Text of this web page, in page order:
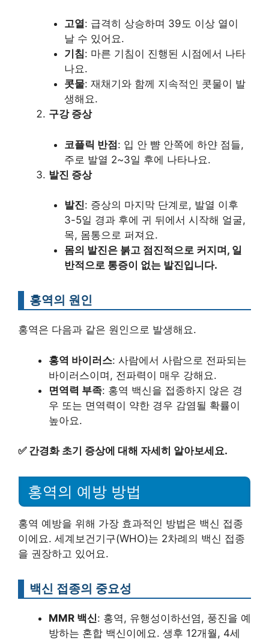
고열: 급격히 상승하며 39도 이상 열이
날 수 있어요.
기침: 마른 기침이 진행된 시점에서 나타
나요.
콧물: 재채기와 함께 지속적인 콧물이 발
생해요.
구강 증상
코플릭 반점: 입 안 뺨 안쪽에 하얀 점들,
주로 발열 2~3일 후에 나타나요.
발진 증상
발진: 증상의 마지막 단계로, 발열 이후
3-5일 경과 후에 귀 뒤에서 시작해 얼굴,
목, 몸통으로 퍼져요.
몸의 발진은 붉고 점진적으로 커지며, 일
반적으로 통증이 없는 발진입니다.
홍역의 원인
홍역은 다음과 같은 원인으로 발생해요.
홍역 바이러스: 사람에서 사람으로 전파되는
바이러스이며, 전파력이 매우 강해요.
면역력 부족: 홍역 백신을 접종하지 않은 경
우 또는 면역력이 약한 경우 감염될 확률이
높아요.
✅ 간경화 초기 증상에 대해 자세히 알아보세요.
홍역의 예방 방법
홍역 예방을 위해 가장 효과적인 방법은 백신 접종
이에요. 세계보건기구(WHO)는 2차례의 백신 접종
을 권장하고 있어요.
백신 접종의 중요성
MMR 백신: 홍역, 유행성이하선염, 풍진을 예
방하는 혼합 백신이에요. 생후 12개월, 4세